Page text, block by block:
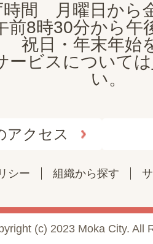
時間 月曜日から
前8時30分から午
祝日・年末年始
ービスについては
い。
アクセス
シー 組織から探す
(c) 2023 Moka City. All